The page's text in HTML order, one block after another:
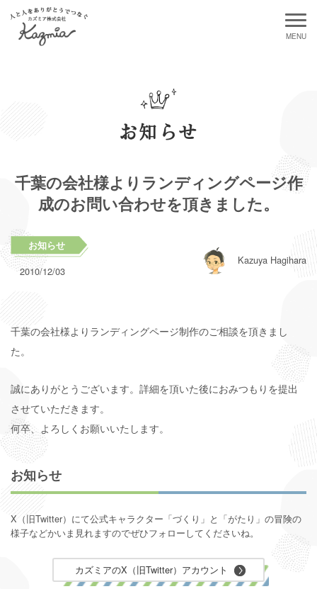
お知らせ
千葉の会社様よりランディングページ作
成のお問い合わせを頂きました。
お知らせ
2010/12/03
Kazuya Hagihara
千葉の会社様よりランディングページ制作のご相談を頂きまし
た。
誠にありがとうございます。詳細を頂いた後におみつもりを提出
させていただきます。
何卒、よろしくお願いいたします。
お知らせ
X（旧Twitter）にて公式キャラクター「づくり」と「がたり」の冒険の
様子などかいま見れますのでぜひフォローしてくださいね。
カズミアのX（旧Twitter）アカウント